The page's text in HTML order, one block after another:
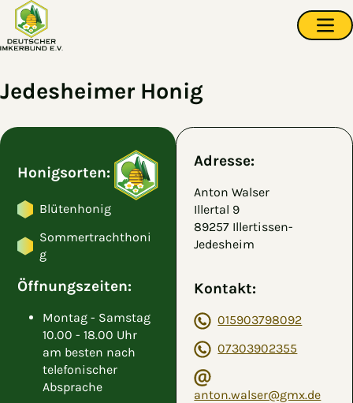
Zum Hauptinhalt springen
Jedesheimer Honig
Honigsorten:
Blütenhonig
Sommertrachthoni
g
Öffnungszeiten:
Montag - Samstag
10.00 - 18.00 Uhr
am besten nach
telefonischer
Absprache
Adresse:
Anton Walser
Illertal 9
89257 Illertissen-
Jedesheim
Kontakt:
015903798092
07303902355
anton.walser@gmx.de